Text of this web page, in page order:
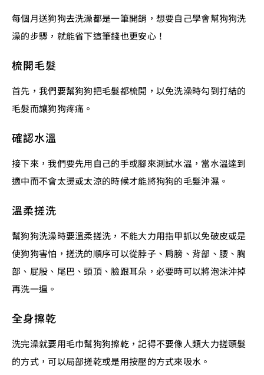
每個月送狗狗去洗澡都是一筆開銷，想要自己學會幫狗狗洗
澡的步驟，就能省下這筆錢也更安心！
梳開毛髮
首先，我們要幫狗狗把毛髮都梳開，以免洗澡時勾到打結的
毛髮而讓狗狗疼痛。
確認水溫
接下來，我們要先用自己的手或腳來測試水溫，當水溫達到
適中而不會太燙或太涼的時候才能將狗狗的毛髮沖濕。
溫柔搓洗
幫狗狗洗澡時要溫柔搓洗，不能大力用指甲抓以免破皮或是
使狗狗害怕，搓洗的順序可以從脖子、肩膀、背部、腰、胸
部、屁股、尾巴、頭頂、臉跟耳朵，必要時可以將泡沫沖掉
再洗一遍。
全身擦乾
洗完澡就要用毛巾幫狗狗擦乾，記得不要像人類大力搓頭髮
的方式，可以局部搓乾或是用按壓的方式來吸水。